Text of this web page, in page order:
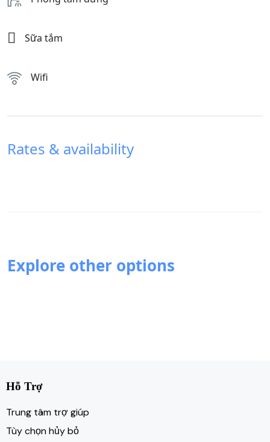
Sữa tắm
Wifi
Rates & availability
Explore other options
Hỗ Trợ
Trung tâm trợ giúp
Tùy chọn hủy bỏ